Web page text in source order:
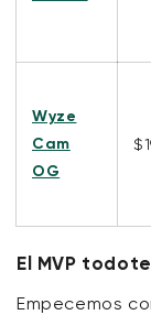
Wyze
Cam
OG
El MVP
Empecemos